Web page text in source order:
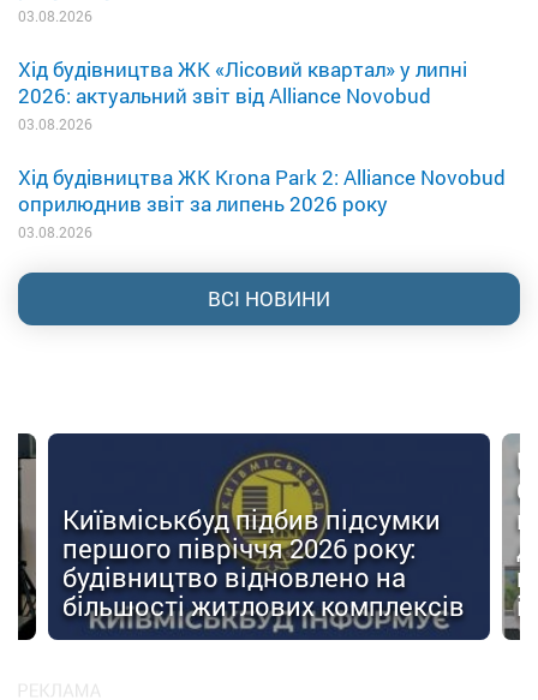
03.08.2026
Хід будівництва ЖК «Лісовий квартал» у липні
2026: актуальний звіт від Alliance Novobud
03.08.2026
Хід будівництва ЖК Krona Park 2: Alliance Novobud
оприлюднив звіт за липень 2026 року
03.08.2026
ВСІ НОВИНИ
Київміськбуд підбив підсумки
першого півріччя 2026 року:
будівництво відновлено на
більшості житлових комплексів